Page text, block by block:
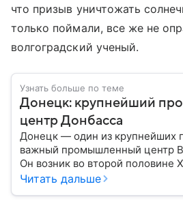
что призыв уничтожать
только поймали, все же не
волгоградский ученый.
Узнать больше по теме
Донецк: крупнейший
центр Донбасса
Донецк — один из крупнейших
важный промышленный центр
Он возник во второй половине
развитию угледобычи и
Читать дальше